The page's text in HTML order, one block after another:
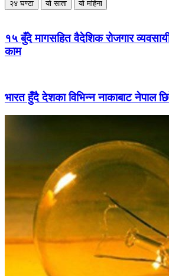
२४ घण्टा यो साता यो महिना
१५ बुँदे मागसहित वैदेशिक रोजगार
काम
भारत हुँदै देशका विभिन्न नाकाबाट नेपाल